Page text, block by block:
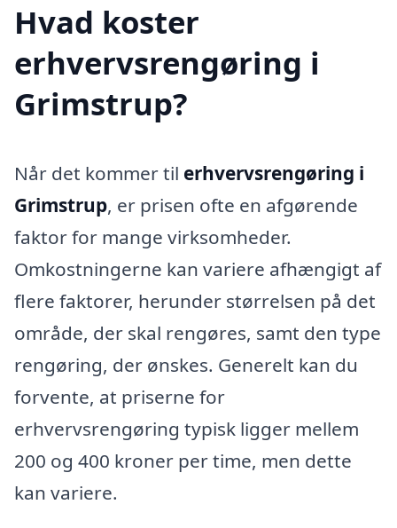
Hvad koster
erhvervsrengøring i
Grimstrup?
Når det kommer til erhvervsrengøring i
Grimstrup, er prisen ofte en afgørende
faktor for mange virksomheder.
Omkostningerne kan variere afhængigt af
flere faktorer, herunder størrelsen på det
område, der skal rengøres, samt den type
rengøring, der ønskes. Generelt kan du
forvente, at priserne for
erhvervsrengøring typisk ligger mellem
200 og 400 kroner per time, men dette
kan variere.